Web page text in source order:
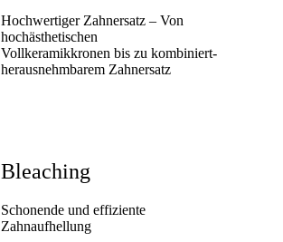
Hochwertiger Zahnersatz – Von
hochästhetischen
Vollkeramikkronen bis zu kombiniert-
herausnehmbarem Zahnersatz
Bleaching
Schonende und effiziente
Zahnaufhellung